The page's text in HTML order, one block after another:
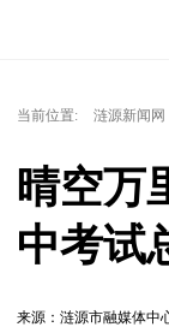
当前位置: 涟源新闻网
晴空万
中考试
来源：涟源市融媒体中